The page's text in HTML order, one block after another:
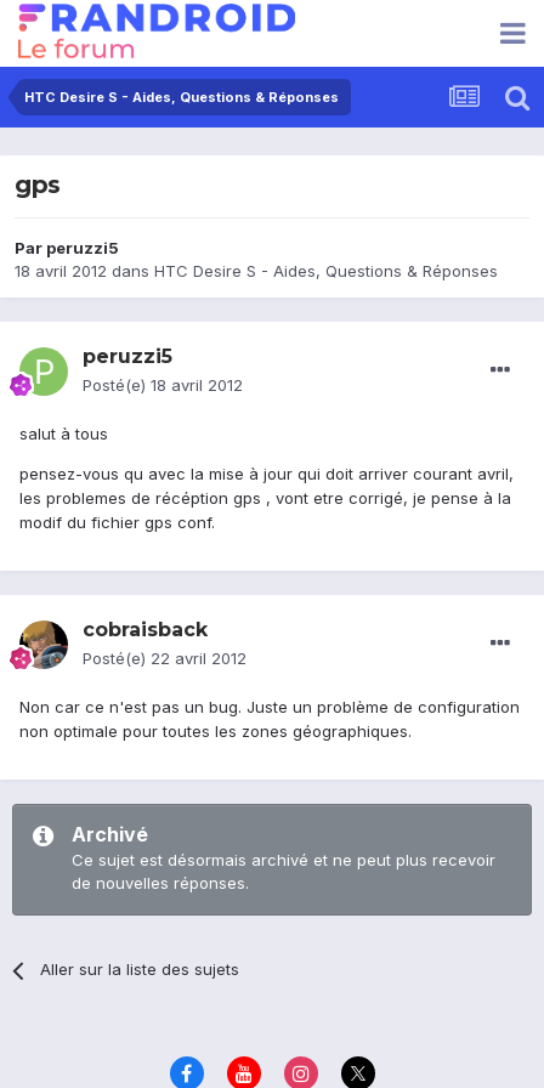
HTC Desire S - Aides, Questions & Réponses
gps
Par peruzzi5
18 avril 2012 dans HTC Desire S - Aides, Questions & Réponses
peruzzi5
Posté(e) 18 avril 2012
salut à tous
pensez-vous qu avec la mise à jour qui doit arriver courant avril,
les problemes de récéption gps , vont etre corrigé, je pense à la
modif du fichier gps conf.
cobraisback
Posté(e) 22 avril 2012
Non car ce n'est pas un bug. Juste un problème de configuration
non optimale pour toutes les zones géographiques.
Archivé
Ce sujet est désormais archivé et ne peut plus recevoir
de nouvelles réponses.
Aller sur la liste des sujets